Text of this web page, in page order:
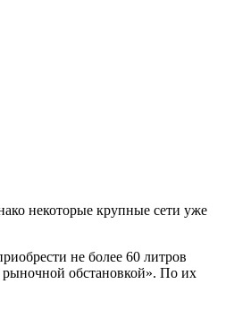
некоторые крупные сети уже
не более 60 литров
рыночной обстановкой». По их